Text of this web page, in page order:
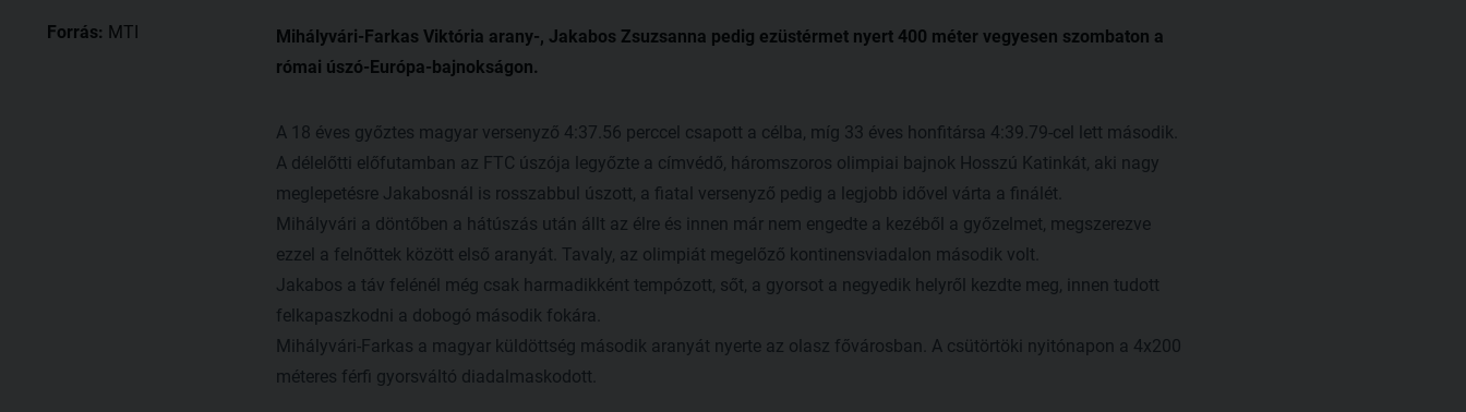
Forrás: MTI
Mihályvári-Farkas Viktória arany-, Jakabos Zsuzsanna pedig ezüstérmet nyert 400 méter vegyesen szombaton a
római úszó-Európa-bajnokságon.
A 18 éves győztes magyar versenyző 4:37.56 perccel csapott a célba, míg 33 éves honfitársa 4:39.79-cel lett második.
A délelőtti előfutamban az FTC úszója legyőzte a címvédő, háromszoros olimpiai bajnok Hosszú Katinkát, aki nagy
meglepetésre Jakabosnál is rosszabbul úszott, a fiatal versenyző pedig a legjobb idővel várta a finálét.
Mihályvári a döntőben a hátúszás után állt az élre és innen már nem engedte a kezéből a győzelmet, megszerezve
ezzel a felnőttek között első aranyát. Tavaly, az olimpiát megelőző kontinensviadalon második volt.
Jakabos a táv felénél még csak harmadikként tempózott, sőt, a gyorsot a negyedik helyről kezdte meg, innen tudott
felkapaszkodni a dobogó második fokára.
Mihályvári-Farkas a magyar küldöttség második aranyát nyerte az olasz fővárosban. A csütörtöki nyitónapon a 4x200
méteres férfi gyorsváltó diadalmaskodott.